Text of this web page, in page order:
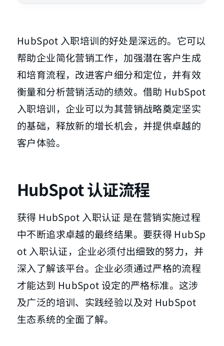
HubSpot 入职培训的好处是深远的。它可以
帮助企业简化营销工作，加强潜在客户生成
和培育流程，改进客户细分和定位，并有效
衡量和分析营销活动的绩效。借助 HubSpot
入职培训，企业可以为其营销战略奠定坚实
的基础，释放新的增长机会，并提供卓越的
客户体验。
HubSpot 认证流程
获得 HubSpot 入职认证 是在营销实施过程
中不断追求卓越的最终结果。要获得 HubSp
ot 入职认证，企业必须付出细致的努力，并
深入了解该平台。企业必须通过严格的流程
才能达到 HubSpot 设定的严格标准。这涉
及广泛的培训、实践经验以及对 HubSpot
生态系统的全面了解。